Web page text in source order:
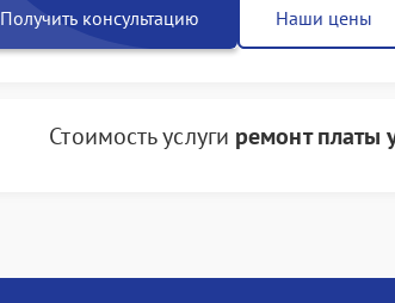
Получить консультацию Наши цены
Стоимость услуги ремонт платы